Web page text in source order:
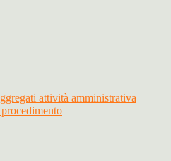
attività amministrativa